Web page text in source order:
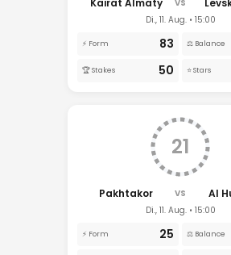
VS
Di., 11. Aug. • 15:00
⚡ Form 83 ⚖️ Balance
🏆 Stakes 50 ⭐ Stars
21
Pakhtakor VS Al
Di., 11. Aug. • 15:00
⚡ Form 25 ⚖️ Balance